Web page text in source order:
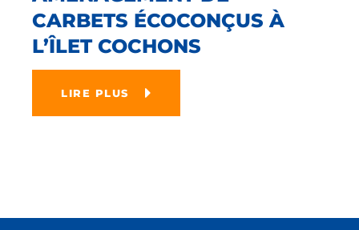
CARBETS ÉCOCONÇUS À
L’ÎLET COCHONS
LIRE PLUS